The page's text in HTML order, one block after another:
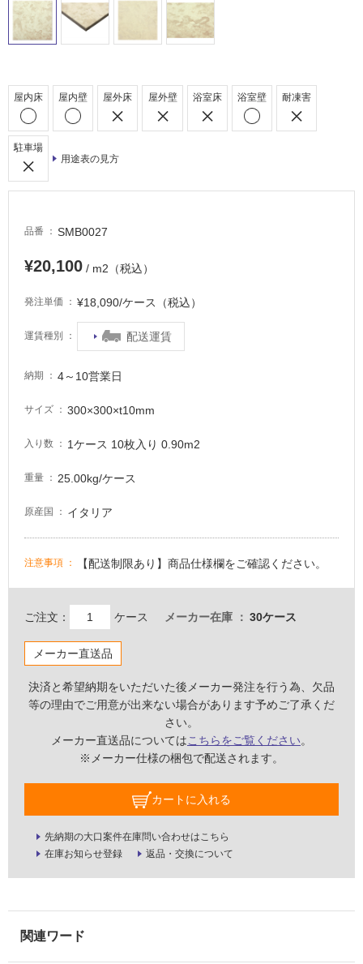
屋内床 屋内壁 屋外床 屋外壁 浴室床 浴室壁 耐凍害
駐車場
用途表の見方
品番 SMB0027
¥20,100 / m2（税込）
発注単価 ¥18,090/ケース（税込）
運賃種別 配送運賃
納期 4～10営業日
サイズ 300×300×t10mm
入り数 1ケース 10枚入り 0.90m2
重量 25.00kg/ケース
原産国 イタリア
注意事項 【配送制限あり】商品仕様欄をご確認ください。
ご注文： ケース メーカー在庫 30ケース
メーカー直送品
決済と希望納期をいただいた後メーカー発注を行う為、欠品
等の理由でご用意が出来ない場合があります予めご了承くだ
さい。
メーカー直送品についてはこちらをご覧ください。
※メーカー仕様の梱包で配送されます。
カートに入れる
先納期の大口案件在庫問い合わせはこちら
在庫お知らせ登録
返品・交換について
屋
屋
外
床・
浴
室
駐
場
常
て
る
適
て
る
意
が
必
要
適
し
て
い
い
屋
浴
室